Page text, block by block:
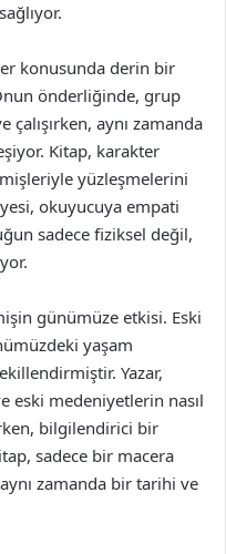
konusunda derin bir
önderliğinde, grup
aynı zamanda
Kitap, karakter
yüzleşmelerini
okuyucuya empati
sadece fiziksel değil,
günümüze etkisi. Eski
yaşam
Yazar,
eski medeniyetlerin nasıl
bilgilendirici bir
sadece bir macera
zamanda bir tarihi ve